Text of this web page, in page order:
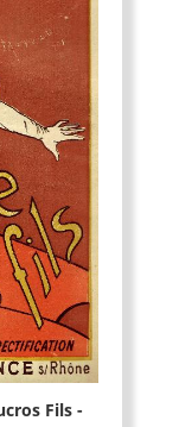
Fils -